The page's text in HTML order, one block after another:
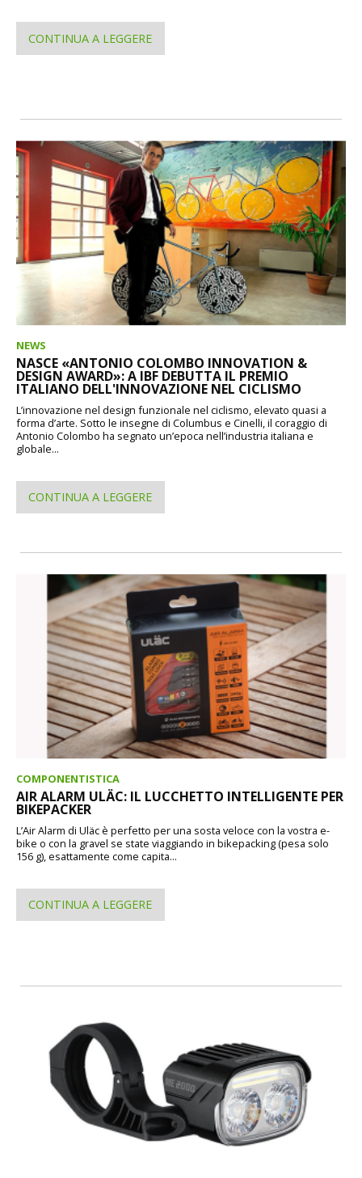
CONTINUA A LEGGERE
NEWS
NASCE «ANTONIO COLOMBO INNOVATION &
DESIGN AWARD»: A IBF DEBUTTA IL PREMIO
ITALIANO DELL'INNOVAZIONE NEL CICLISMO
L’innovazione nel design funzionale nel ciclismo, elevato quasi a
forma d’arte. Sotto le insegne di Columbus e Cinelli, il coraggio di
Antonio Colombo ha segnato un’epoca nell’industria italiana e
globale...
CONTINUA A LEGGERE
COMPONENTISTICA
AIR ALARM ULÄC: IL LUCCHETTO INTELLIGENTE PER
BIKEPACKER
L’Air Alarm di Uläc è perfetto per una sosta veloce con la vostra e-
bike o con la gravel se state viaggiando in bikepacking (pesa solo
156 g), esattamente come capita...
CONTINUA A LEGGERE